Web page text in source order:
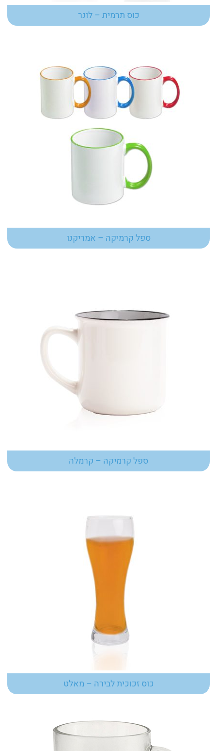
כוס תרמית – לונר
ספל קרמיקה – אמריקנו
ספל קרמיקה – קרמלה
כוס זכוכית לבירה – מאלט